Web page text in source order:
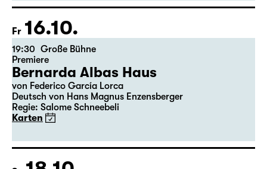
SOAP&SKIN
Karten
Fr 16.10.
19:30 Große Bühne
Premiere
Bernarda Albas Haus
Deutsch von Hans Magnus Enzensberger
Regie: Salome Schneebeli
Karten